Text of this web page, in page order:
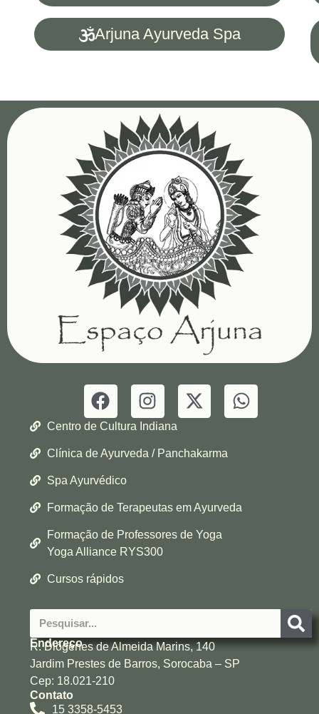
Arjuna Ayurveda Spa
Centro de Cultura Indiana
Clínica de Ayurveda / Panchakarma
Spa Ayurvédico
Formação de Terapeutas em Ayurveda
Formação de Professores de Yoga
Yoga Alliance RYS300
Cursos rápidos
Endereço
R. Diógenes de Almeida Marins, 140
Jardim Prestes de Barros, Sorocaba – SP
Cep: 18.021-210
Contato
15 3358-5453